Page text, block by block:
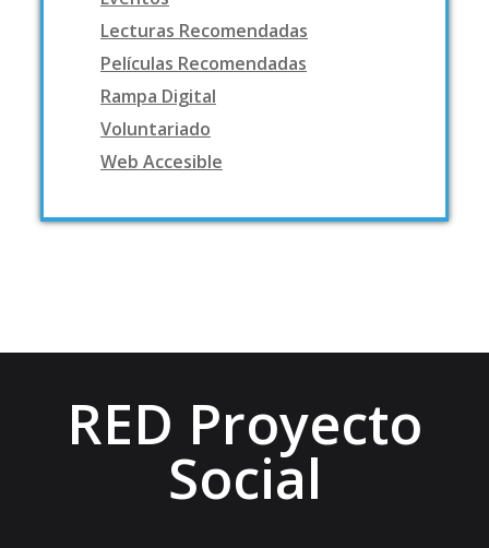
Lecturas Recomendadas
Películas Recomendadas
Rampa Digital
Voluntariado
Web Accesible
RED Proyecto
Social